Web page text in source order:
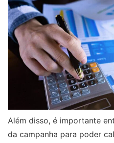
Além disso, é importante
da campanha para poder